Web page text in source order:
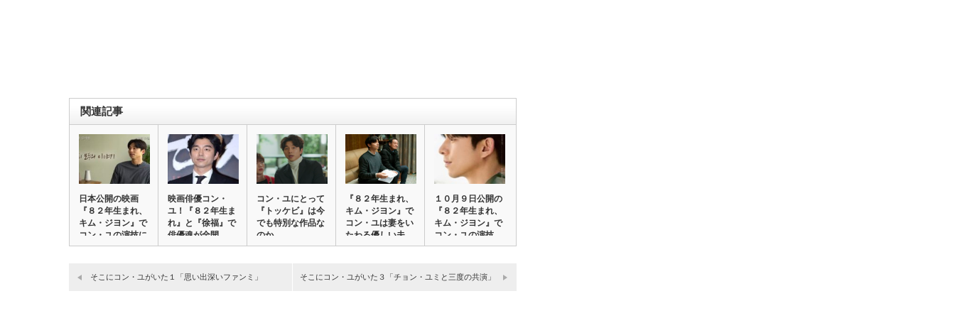
関連記事
日本公開の映画
『８２年生まれ、
キム・ジヨン』で
コン・ユの演技に
注…
映画俳優コン・
ユ！『８２年生ま
れ』と『徐福』で
俳優魂が全開
コン・ユにとって
『トッケビ』は今
でも特別な作品な
のか
『８２年生まれ、
キム・ジヨン』で
コン・ユは妻をい
たわる優しい夫
を…
１０月９日公開の
『８２年生まれ、
キム・ジヨン』で
コン・ユの演技
は…
そこにコン・ユがいた１「思い出深いファンミ」 そこにコン・ユがいた３「チョン・ユミと三度の共演」